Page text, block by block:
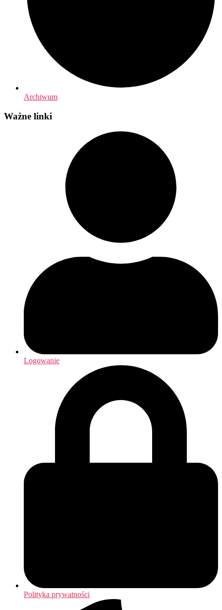
Archiwum
Ważne linki
Logowanie
Polityka prywatności